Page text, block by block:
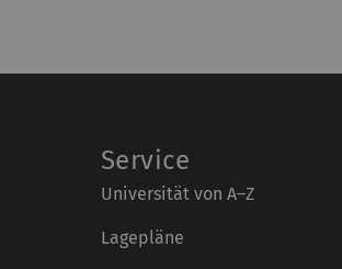
Service
Universität von A–Z
Lagepläne